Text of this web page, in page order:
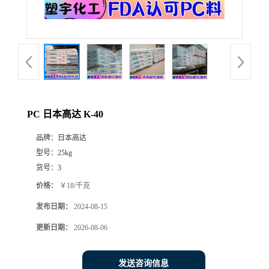
PC 日本高达 K-40
品牌：
日本高达
型号： 25kg
货号： 3
价格： ￥18/千克
发布日期： 2024-08-15
更新日期： 2026-08-06
发送咨询信息